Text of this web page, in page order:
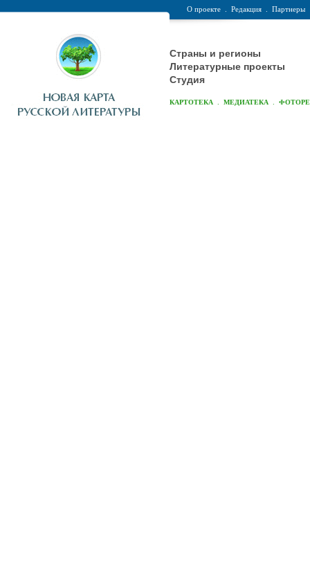
О проекте Редакция Партнеры
Страны и регионы
Литературные проекты
Студия
КАРТОТЕКА МЕДИАТЕКА